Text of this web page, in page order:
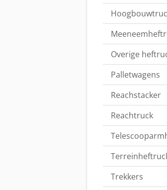
Overige
Palletwagens
Reachstacker
Reachtruck
Trekkers